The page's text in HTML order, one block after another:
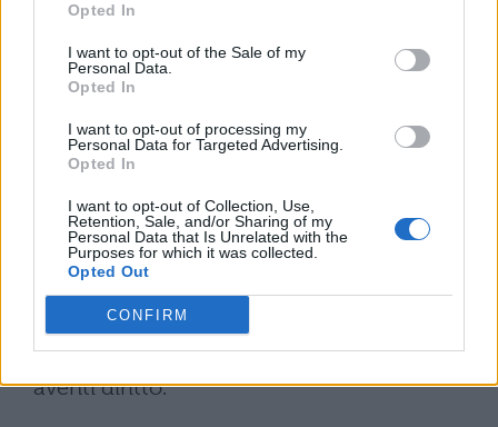
Opted In
I want to opt-out of the Sale of my
Personal Data.
Opted In
I want to opt-out of processing my
Personal Data for Targeted Advertising.
Opted In
I want to opt-out of Collection, Use,
Retention, Sale, and/or Sharing of my
Personal Data that Is Unrelated with the
Purposes for which it was collected.
Opted Out
CONFIRM
beneficiari devono effettuare
almeno una
seduta entro 60 giorni dalla
comunicazione di accoglimento della
domanda
termine comporta la decadenza
automatica dal beneficio. In tal caso,
l’Istituto prevede un unico scorrimento
delle graduatorie, consentendo
l’assegnazione del contributo ai successivi
aventi diritto.